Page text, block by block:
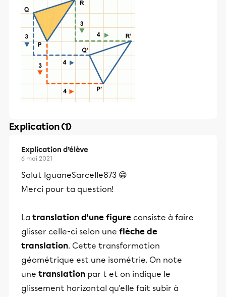
Explication (1)
Explication d’élève
6 mai 2021
Salut IguaneSarcelle873 😁
Merci pour ta question!
La translation d'une figure consiste à faire
glisser celle-ci selon une flèche de
translation. Cette transformation
géométrique est une isométrie. On note
une translation par t et on indique le
glissement horizontal qu'elle fait subir à